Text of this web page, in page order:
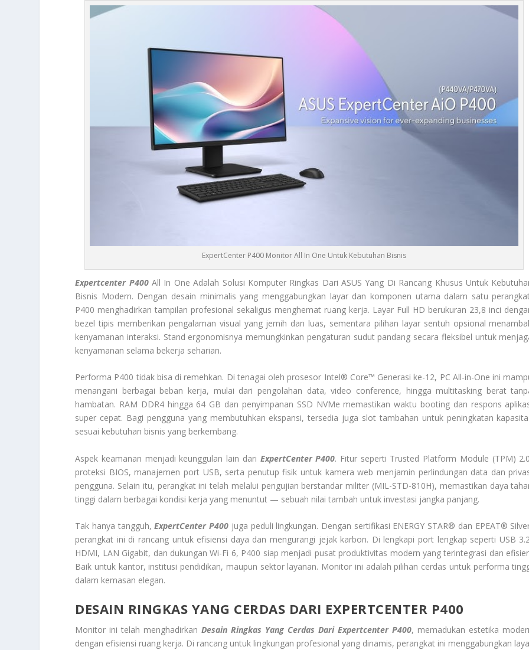
ExpertCenter P400 Monitor All In One Untuk Kebutuhan Bisnis
Expertcenter P400 All In One Adalah Solusi Komputer Ringkas Dari ASUS Yang Di Rancang Khusus Untuk
Bisnis Modern. Dengan desain minimalis yang menggabungkan layar dan komponen utama dalam satu
P400 menghadirkan tampilan profesional sekaligus menghemat ruang kerja. Layar Full HD berukuran 23,8 inci
bezel tipis memberikan pengalaman visual yang jernih dan luas, sementara pilihan layar sentuh opsional
kenyamanan interaksi. Stand ergonomisnya memungkinkan pengaturan sudut pandang secara fleksibel untuk
kenyamanan selama bekerja seharian.
Performa P400 tidak bisa di remehkan. Di tenagai oleh prosesor Intel® Core™ Generasi ke-12, PC All-in-One ini
menangani berbagai beban kerja, mulai dari pengolahan data, video conference, hingga multitasking berat
hambatan. RAM DDR4 hingga 64 GB dan penyimpanan SSD NVMe memastikan waktu booting dan respons
super cepat. Bagi pengguna yang membutuhkan ekspansi, tersedia juga slot tambahan untuk peningkatan
sesuai kebutuhan bisnis yang berkembang.
Aspek keamanan menjadi keunggulan lain dari ExpertCenter P400. Fitur seperti Trusted Platform Module (TPM)
proteksi BIOS, manajemen port USB, serta penutup fisik untuk kamera web menjamin perlindungan data dan
pengguna. Selain itu, perangkat ini telah melalui pengujian berstandar militer (MIL-STD-810H), memastikan daya
tinggi dalam berbagai kondisi kerja yang menuntut — sebuah nilai tambah untuk investasi jangka panjang.
Tak hanya tangguh,ExpertCenter P400 juga peduli lingkungan. Dengan sertifikasi ENERGY STAR® dan EPEAT®
perangkat ini di rancang untuk efisiensi daya dan mengurangi jejak karbon. Di lengkapi port lengkap seperti USB
HDMI, LAN Gigabit, dan dukungan Wi-Fi 6, P400 siap menjadi pusat produktivitas modern yang terintegrasi dan
Baik untuk kantor, institusi pendidikan, maupun sektor layanan. Monitor ini adalah pilihan cerdas untuk performa
dalam kemasan elegan.
DESAIN RINGKAS YANG CERDAS DARI EXPERTCENTER P400
Monitor ini telah menghadirkanDesain Ringkas Yang Cerdas Dari Expertcenter P400, memadukan estetika
dengan efisiensi ruang kerja. Di rancang untuk lingkungan profesional yang dinamis, perangkat ini menggabungkan